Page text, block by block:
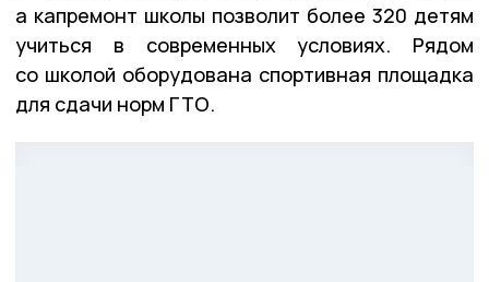
а капремонт школы позволит более 320 детям
учиться в современных условиях. Рядом
со школой оборудована спортивная площадка
для сдачи норм ГТО.